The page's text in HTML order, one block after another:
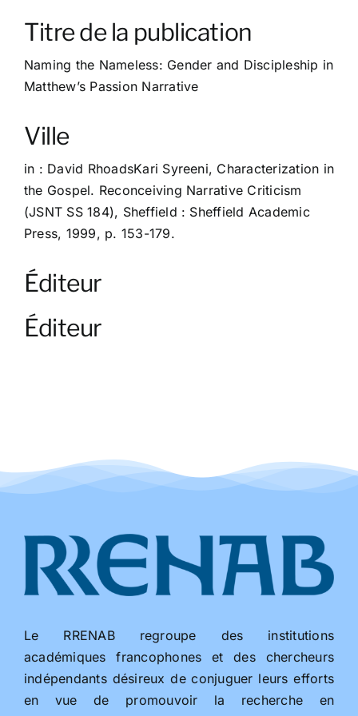
Contact
Titre de la publication
Naming the Nameless: Gender and Discipleship in
Matthew’s Passion Narrative
Ville
in : David RhoadsKari Syreeni, Characterization in
the Gospel. Reconceiving Narrative Criticism
(JSNT SS 184), Sheffield : Sheffield Academic
Press, 1999, p. 153-179.
Éditeur
Éditeur
Le RRENAB regroupe des institutions
académiques francophones et des chercheurs
indépendants désireux de conjuguer leurs efforts
en vue de promouvoir la recherche en